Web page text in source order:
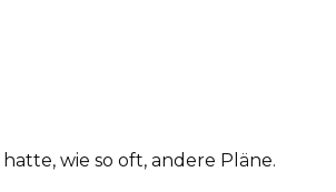
wie so oft, andere Pläne.